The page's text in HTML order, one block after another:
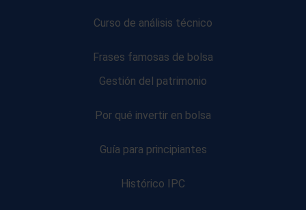
Curso de análisis técnico
Frases famosas de bolsa
Gestión del patrimonio
Por qué invertir en bolsa
Guía para principiantes
Histórico IPC